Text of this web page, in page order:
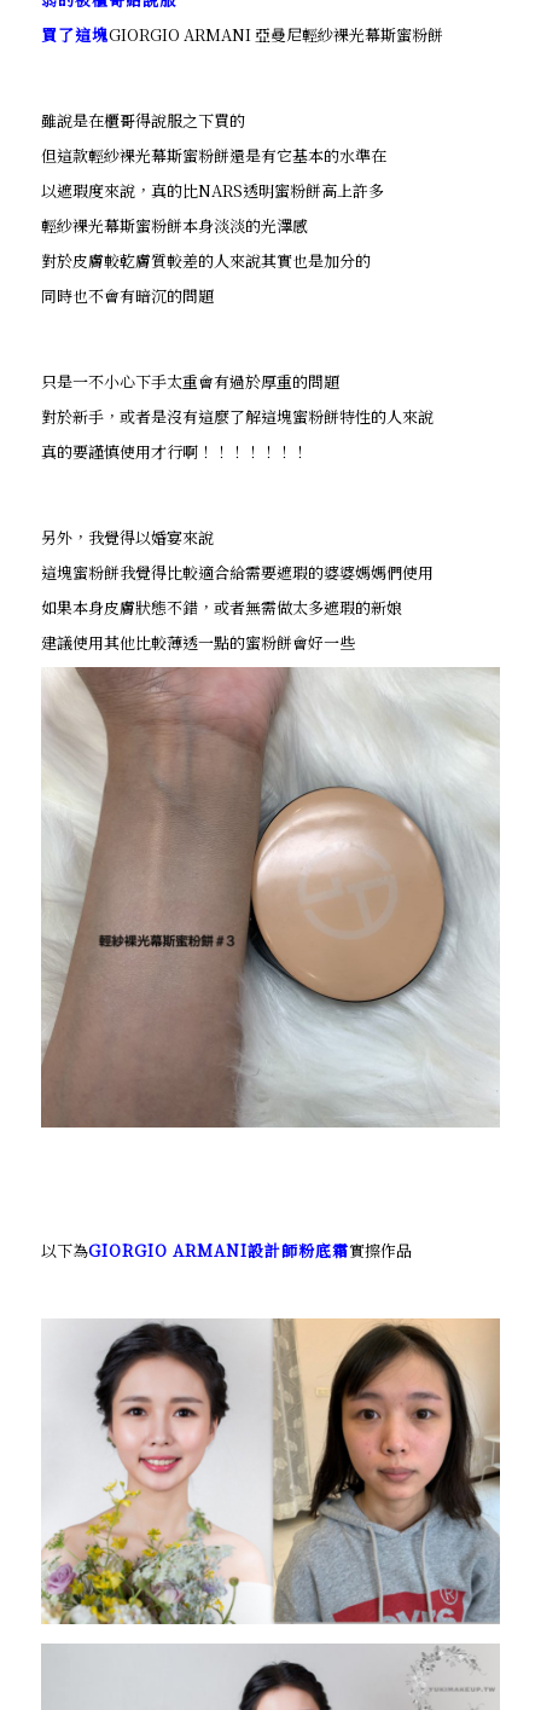
買了這塊GIORGIO ARMANI 亞曼尼輕紗裸光幕斯蜜粉餅
雖說是在櫃哥得說服之下買的
但這款輕紗裸光幕斯蜜粉餅還是有它基本的水準在
以遮瑕度來說，真的比NARS透明蜜粉餅高上許多
輕紗裸光幕斯蜜粉餅本身淡淡的光澤感
對於皮膚較乾膚質較差的人來說其實也是加分的
同時也不會有暗沉的問題
只是一不小心下手太重會有過於厚重的問題
對於新手，或者是沒有這麼了解這塊蜜粉餅特性的人來說
真的要謹慎使用才行啊！！！！！！！
另外，我覺得以婚宴來說
這塊蜜粉餅我覺得比較適合給需要遮瑕的婆婆媽媽們使用
如果本身皮膚狀態不錯，或者無需做太多遮瑕的新娘
建議使用其他比較薄透一點的蜜粉餅會好一些
以下為GIORGIO ARMANI設計師粉底霜實擦作品